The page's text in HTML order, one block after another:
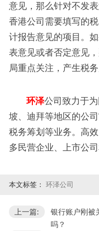
意见，那么针对不发
香港公司需要填写的
计报告意见的项目。
表意见或者否定意见
局重点关注，产生税务
环泽公司致力于
坡、迪拜等地区的公
税务筹划等业务。高
多民营企业、上市公
本文标签： 环泽公司
上一篇:
银行账户刚被
吗？